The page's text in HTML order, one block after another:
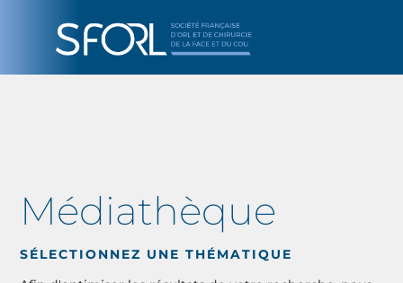
Médiathèque
SÉLECTIONNEZ UNE THÉMATIQUE